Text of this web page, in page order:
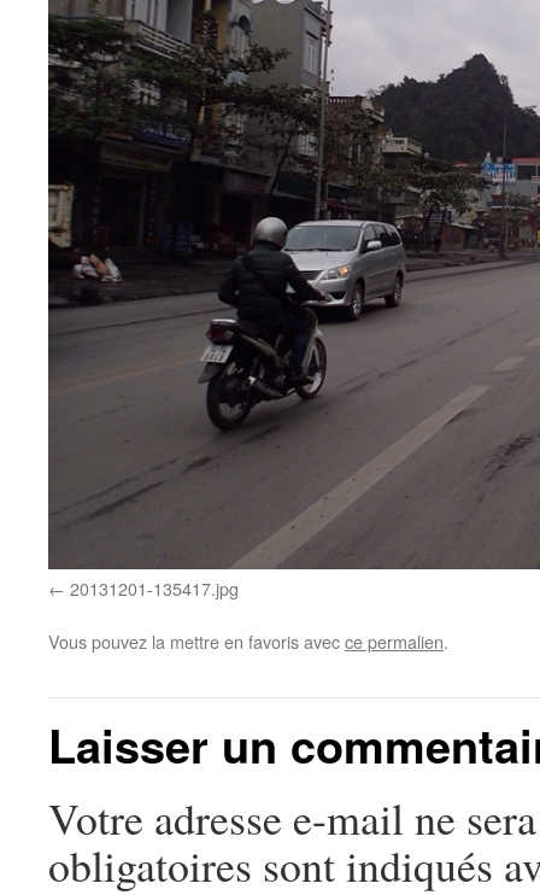
20131201-135417.jpg
Vous pouvez la mettre en favoris avecce permalien.
Laisser un
Votre adresse e-mail ne
obligatoires sont indiqués